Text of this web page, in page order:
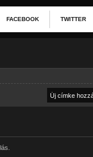
FACEBOOK TWITTER